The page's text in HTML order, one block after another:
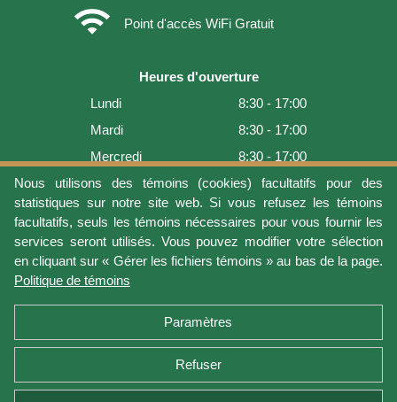
Nous utilisons des témoins (cookies) facultatifs pour des
statistiques sur notre site web. Si vous refusez les témoins
facultatifs, seuls les témoins nécessaires pour vous fournir les
services seront utilisés. Vous pouvez modifier votre sélection
en cliquant sur « Gérer les fichiers témoins » au bas de la page.
Politique de témoins
Paramètres
Refuser
wifi
Point d'accès WiFi Gratuit
Heures d'ouverture
Lundi
8:30 - 17:00
Mardi
8:30 - 17:00
Mercredi
8:30 - 17:00
Jeudi
8:30 - 17:00
Vendredi
8:30 - 17:00
Samedi
9:00 - 16:00
Dimanche
Fermé